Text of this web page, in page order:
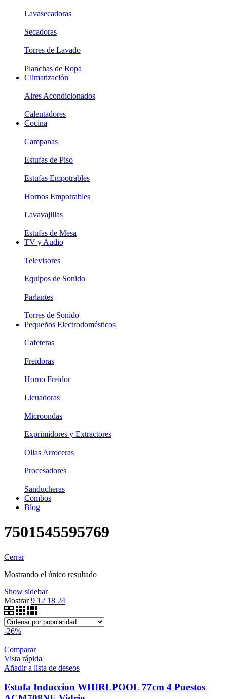
Lavasecadoras
Secadoras
Torres de Lavado
Planchas de Ropa
Climatización
Aires Acondicionados
Calentadores
Cocina
Campanas
Estufas de Piso
Estufas Empotrables
Hornos Empotrables
Lavavajillas
Estufas de Mesa
TV y Audio
Televisores
Equipos de Sonido
Parlantes
Torres de Sonido
Pequeños Electrodomésticos
Cafeteras
Freidoras
Horno Freidor
Licuadoras
Microondas
Exprimidores y Extractores
Ollas Arroceras
Procesadores
Sanducheras
Combos
Blog
7501545595769
Cerrar
Mostrando el único resultado
Show sidebar
Mostrar9 12 18 24
-26%
Comparar
Vista rápida
Añadir a lista de deseos
Estufa Induccion WHIRLPOOL 77cm 4 Puestos